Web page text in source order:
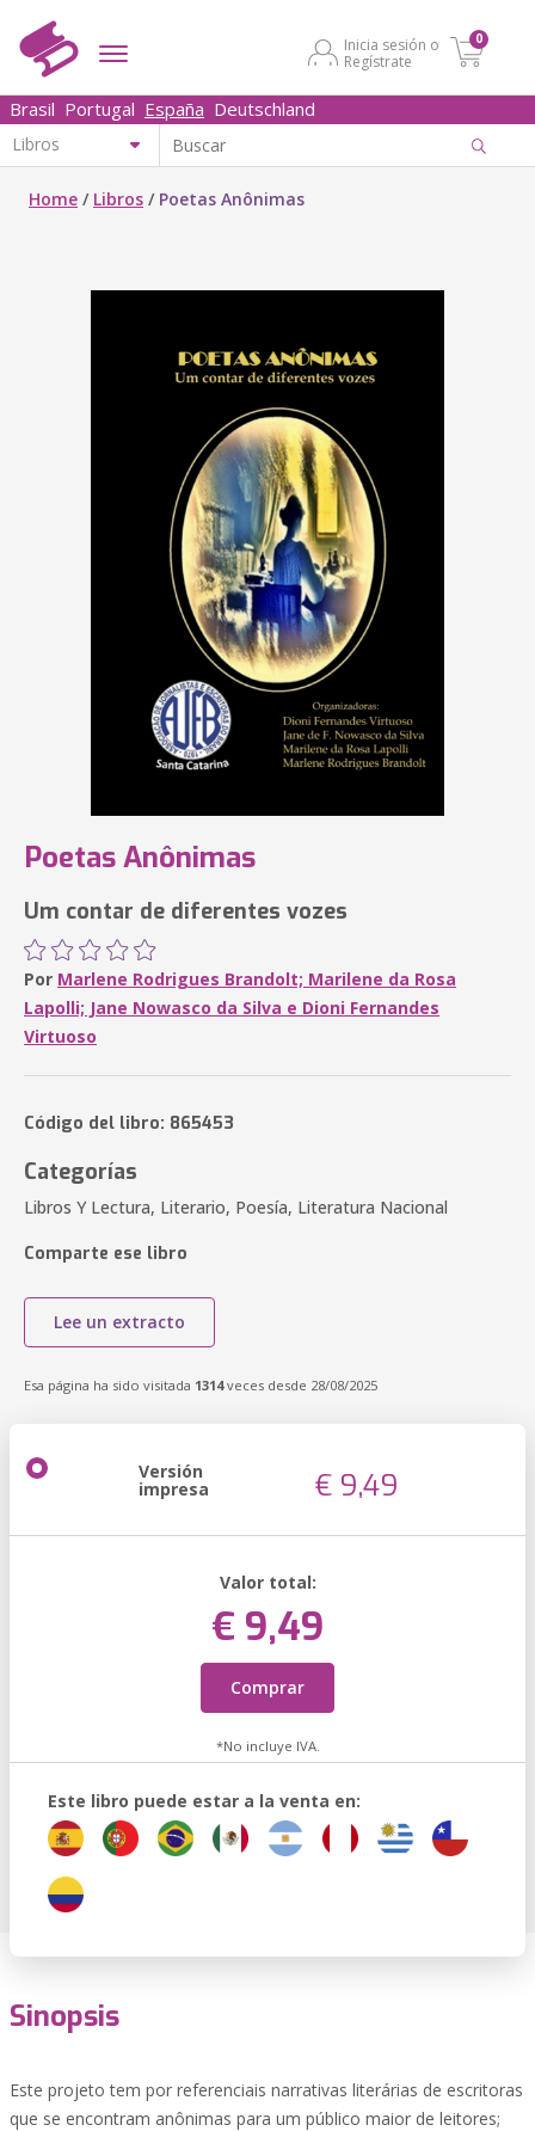
Inicia sesión o
Regístrate
0
Brasil Portugal España Deutschland
Home / Libros / Poetas Anônimas
Poetas Anônimas
Um contar de diferentes vozes
Por Marlene Rodrigues Brandolt; Marilene da Rosa
Lapolli; Jane Nowasco da Silva e Dioni Fernandes
Virtuoso
Código del libro: 865453
Categorías
Libros Y Lectura, Literario, Poesía, Literatura Nacional
Comparte ese libro
Lee un extracto
Esa página ha sido visitada 1314veces desde 28/08/2025
Versión
impresa € 9,49
Valor total:
€ 9,49
Comprar
*No incluye IVA.
Este libro puede estar a la venta en:
Sinopsis
Este projeto tem por referenciais narrativas literárias de escritoras
que se encontram anônimas para um público maior de leitores;